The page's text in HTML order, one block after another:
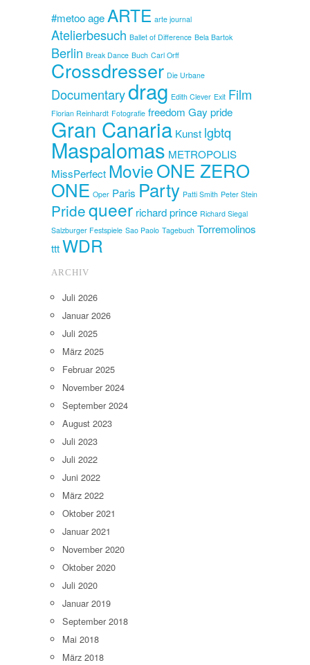
#metooageARTE arte journal
Atelierbesuch Ballet of Difference Bela Bartok
Berlin Break Dance Buch Carl Orff
Crossdresser Die Urbane
Documentarydrag Edith Clever Exit Film
Florian Reinhardt Fotografie freedom Gay pride
Gran Canaria Kunst lgbtq
Maspalomas METROPOLIS
MissPerfect MovieONE ZERO
ONE Oper Paris Party Patti Smith Peter Stein
Pridequeer richard prince Richard Siegal
Salzburger Festspiele Sao Paolo Tagebuch Torremolinos
tttWDR
ARCHIV
Juli 2026
Januar 2026
Juli 2025
März 2025
Februar 2025
November 2024
September 2024
August 2023
Juli 2023
Juli 2022
Juni 2022
März 2022
Oktober 2021
Januar 2021
November 2020
Oktober 2020
Juli 2020
Januar 2019
September 2018
Mai 2018
März 2018